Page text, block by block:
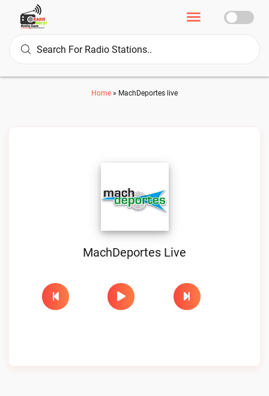
Home » MachDeportes live
MachDeportes Live